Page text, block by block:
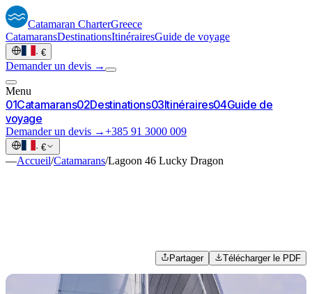
Catamaran CharterGreece
CatamaransDestinationsItinérairesGuide de voyage
· €
Demander un devis →
Menu
01Catamarans02Destinations03Itinéraires04Guide de
voyage
Demander un devis →+385 91 3000 009
· €
—Accueil/Catamarans/Lagoon 46 Lucky Dragon
Partager Télécharger le PDF